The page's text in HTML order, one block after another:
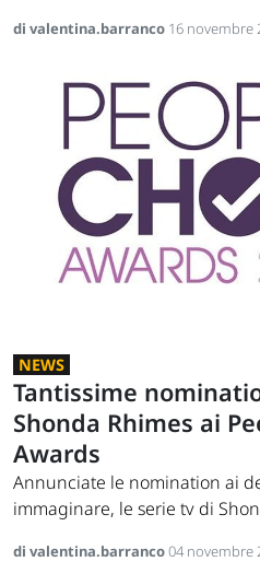
di valentina.barranco 16 novembre
NEWS
Tantissime
Shonda Rhimes ai
Awards
Annunciate le nomination ai
immaginare, le serie tv di
di valentina.barranco04 novembre